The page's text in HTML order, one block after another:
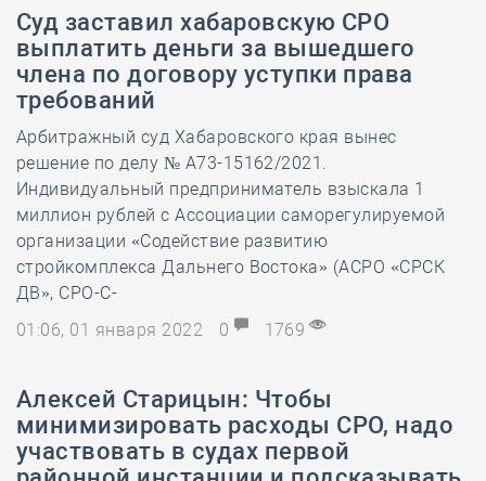
Суд заставил хабаровскую СРО
выплатить деньги за вышедшего
члена по договору уступки права
требований
Арбитражный суд Хабаровского края вынес
решение по делу № А73-15162/2021.
Индивидуальный предприниматель взыскала 1
миллион рублей с Ассоциации саморегулируемой
организации «Содействие развитию
стройкомплекса Дальнего Востока» (АСРО «СРСК
ДВ», СРО-С-
01:06, 01 января 2022
0 1769
Алексей Старицын: Чтобы
минимизировать расходы СРО, надо
участвовать в судах первой